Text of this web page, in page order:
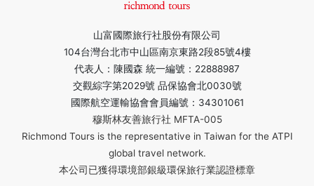
山富國際旅行社股份有限公司
104台灣台北市中山區南京東路2段85號4樓
代表人：陳國森 統一編號：22888987
交觀綜字第2029號 品保協會北0030號
國際航空運輸協會會員編號：34301061
穆斯林友善旅行社 MFTA-005
Richmond Tours is the representative in Taiwan for the ATPI
global travel network.
本公司已獲得環境部銀級環保旅行業認證標章